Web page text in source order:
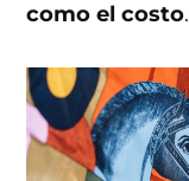
como el costo.